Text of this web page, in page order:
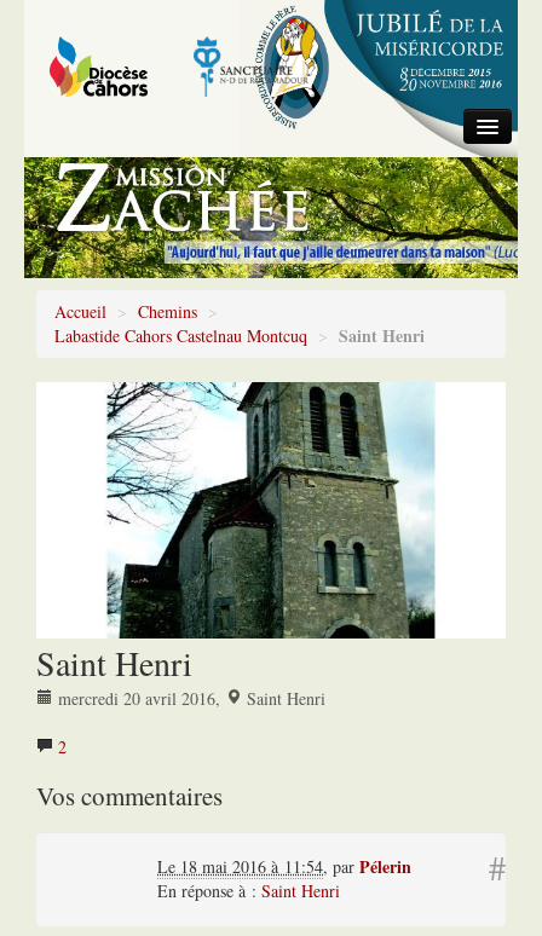
Accueil
Information générale
Chemins
Accueil > Chemins >
Labastide Cahors Castelnau Montcuq > Saint Henri
Saint Henri
mercredi 20 avril 2016, Saint Henri
2
Vos commentaires
#
Le 18 mai 2016 à 11:54, par Pélerin
En réponse à : Saint Henri